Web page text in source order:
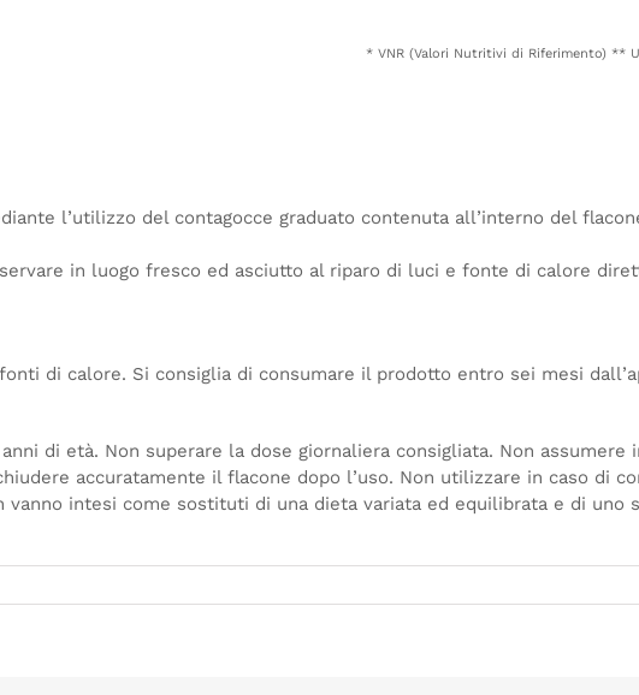
* VNR (Valori Nutritivi di Riferimento) **
l’utilizzo del contagocce graduato contenuta all’interno del
in luogo fresco ed asciutto al riparo di luci e fonte di calore
di calore. Si consiglia di consumare il prodotto entro sei mesi
di età. Non superare la dose giornaliera consigliata. Non assumere
accuratamente il flacone dopo l’uso. Non utilizzare in caso di
intesi come sostituti di una dieta variata ed equilibrata e di uno